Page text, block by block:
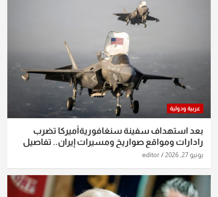
عربية ودولية
بعد استهداف سفينة سنغافوريةأميركا تضرب
رادارات ومواقع صواريخ ومسيرات إيران.. تفاصيل
الساعات الماضية
يونيو 27, 2026 editor